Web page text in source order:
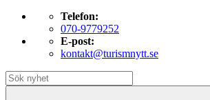
Telefon:
070-9779252
E-post:
kontakt@turismnytt.se